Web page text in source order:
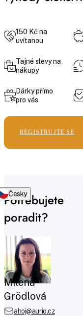
150 Kč na
uvítanou
Tajné slevy na
nákupy
Dárky přímo
pro vás
REGISTRUJTE SE
Potřebujete
poradit?
Milena
Grödlová
ahoj@aurio.cz
Česky